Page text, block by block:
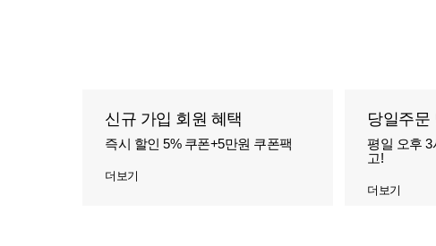
신규 가입 회원 혜택
즉시 할인 5% 쿠폰+5만원 쿠폰팩
더보기
당일주문
평일 오후
고!
더보기